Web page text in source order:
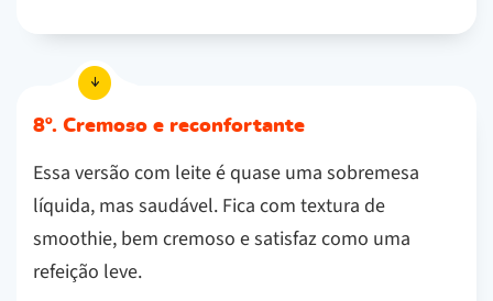
8º. Cremoso e reconfortante
Essa versão com leite é quase uma sobremesa
líquida, mas saudável. Fica com textura de
smoothie, bem cremoso e satisfaz como uma
refeição leve.